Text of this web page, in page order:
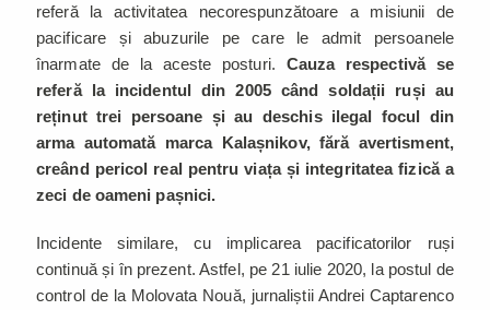
referă la activitatea necorespunzătoare a misiunii de
pacificare și abuzurile pe care le admit persoanele
înarmate de la aceste posturi. Cauza respectivă se
referă la incidentul din 2005 când soldații ruși au
reținut trei persoane și au deschis ilegal focul din
arma automată marca Kalașnikov, fără avertisment,
creând pericol real pentru viața și integritatea fizică a
zeci de oameni pașnici.
Incidente similare, cu implicarea pacificatorilor ruși
continuă și în prezent. Astfel, pe 21 iulie 2020, la postul de
control de la Molovata Nouă, jurnaliștii Andrei Captarenco